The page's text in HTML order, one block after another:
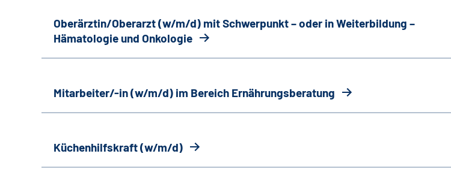
Oberärztin/Oberarzt (w/m/d) mit Schwerpunkt–oder in Weiterbildung –
Hämatologie und Onkologie
Mitarbeiter/-in (w/m/d) im Bereich Ernährungsberatung
Küchenhilfskraft (w/m/d)